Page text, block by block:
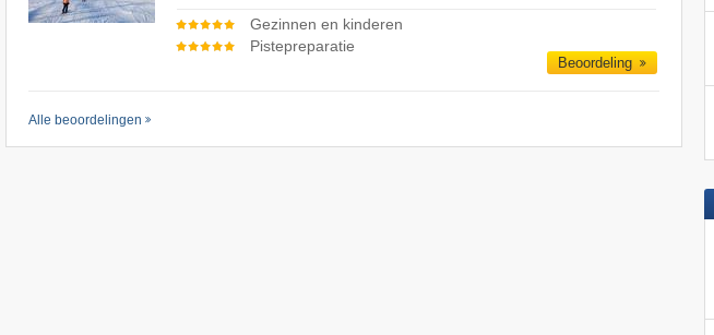
Gezinnen en kinderen
Pistepreparatie
Beoordeling
Alle beoordelingen